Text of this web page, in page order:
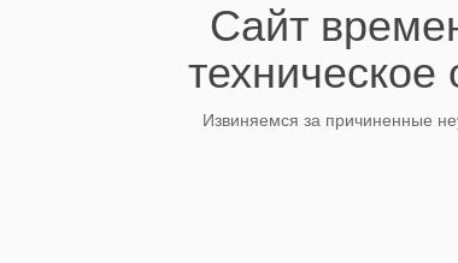
Сайт
Извиняемся за причиненные